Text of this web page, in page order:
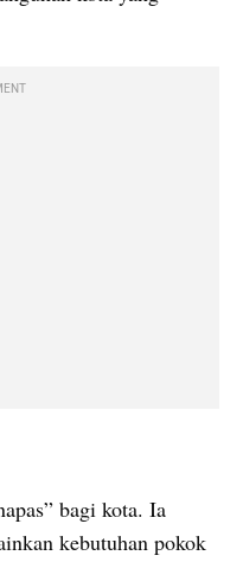
bagi kota. Ia
kebutuhan pokok